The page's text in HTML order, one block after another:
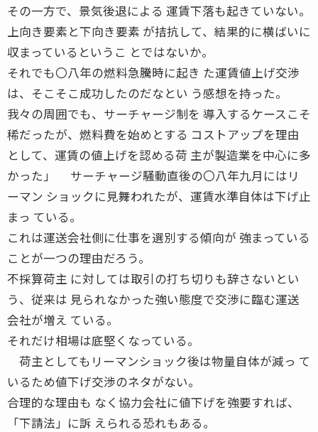
その一方で、景気後退による 運賃下落も起きていない。
上向き要素と下向き要素 が拮抗して、結果的に横ばいに
収まっているというこ とではないか。
それでも〇八年の燃料急騰時に起き た運賃値上げ交渉
は、そこそこ成功したのだなとい う感想を持った。
我々の周囲でも、サーチャージ制を 導入するケースこそ
稀だったが、燃料費を始めとする コストアップを理由
として、運賃の値上げを認める荷 主が製造業を中心に多
かった」 サーチャージ騒動直後の〇八年九月にはリ
ーマン ショックに見舞われたが、運賃水準自体は下げ止
まっ ている。
これは運送会社側に仕事を選別する傾向が 強まっている
ことが一つの理由だろう。
不採算荷主 に対しては取引の打ち切りも辞さないとい
う、従来は 見られなかった強い態度で交渉に臨む運送
会社が増え ている。
それだけ相場は底堅くなっている。
荷主としてもリーマンショック後は物量自体が減っ て
いるため値下げ交渉のネタがない。
合理的な理由も なく協力会社に値下げを強要すれば、
「下請法」に訴 えられる恐れもある。